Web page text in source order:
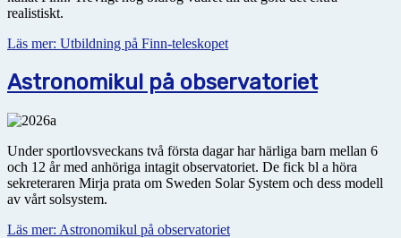
realistiskt.
Läs mer: Utbildning på Finn-teleskopet
Astronomikul på observatoriet
Under sportlovsveckans två första dagar har härliga barn mellan 6
och 12 år med anhöriga intagit obser­vatoriet. De fick bl a höra
sekreteraren Mirja prata om Sweden Solar System och dess modell
av vårt solsystem.
Läs mer: Astronomikul på observatoriet